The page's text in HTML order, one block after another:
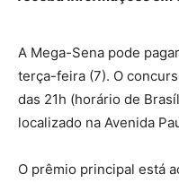
A Mega-Sena pode
terça-feira (7). O
das 21h (horário de
localizado na Avenida
O prêmio principal está